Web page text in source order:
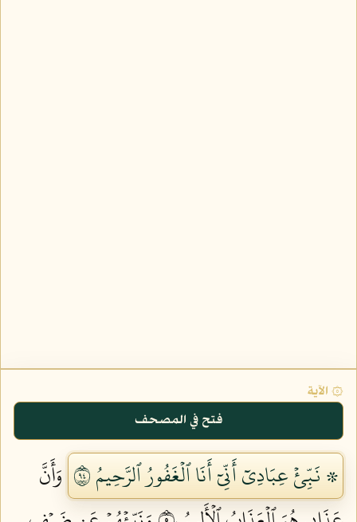
۞ الآية
فتح في المصحف
۞ نَبِّئۡ عِبَادِيٓ أَنِّيٓ أَنَا ٱلۡغَفُورُ ٱلرَّحِيمُ ٤٩
وَأَنَّ